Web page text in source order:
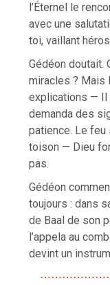
l’Éternel le
avec une
toi, vaillant
Gédéon doutait.
miracles ? Mais
explications — Il
demanda des
patience. Le feu
toison — Dieu
pas.
Gédéon
toujours : dans
de Baal de son
l’appela au
devint un